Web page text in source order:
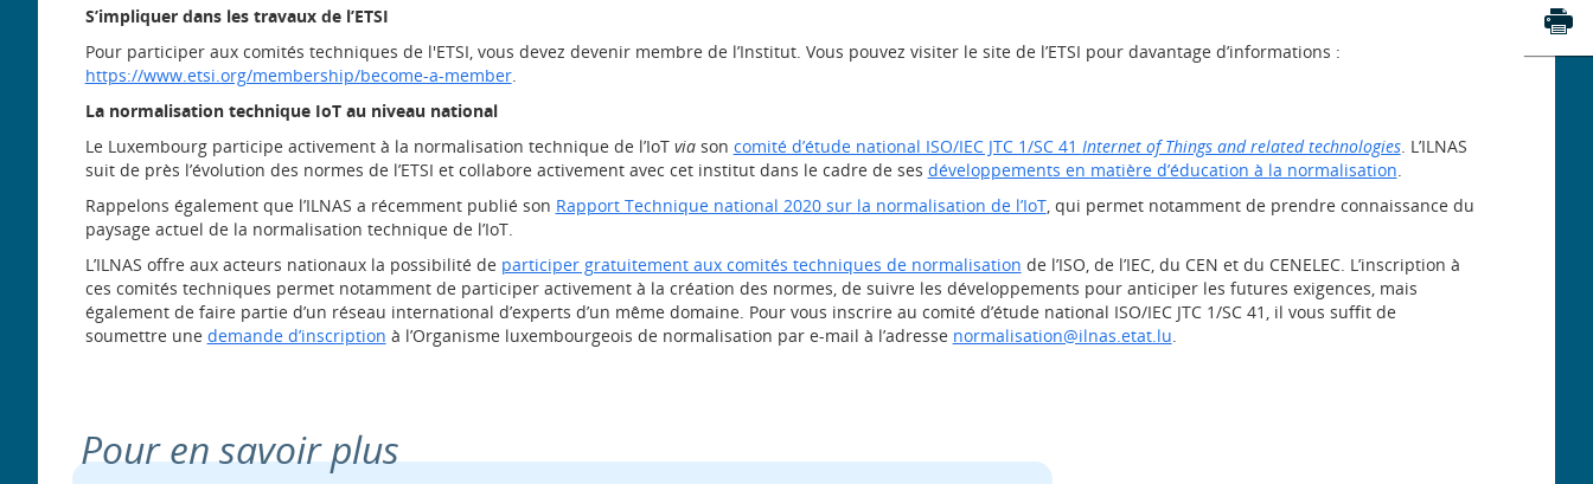
S’impliquer dans les travaux de l’ETSI
Pour participer aux comités techniques de l'ETSI, vous devez devenir membre de l’Institut. Vous pouvez visiter le site de l’ETSI pour davantage d’informations :
https://www.etsi.org/membership/become-a-member.
La normalisation technique IoT au niveau national
Le Luxembourg participe activement à la normalisation technique de l’IoT viason comité d’étude national ISO/IEC JTC 1/SC 41 Internet of Things and related technologies. L’ILNAS
suit de près l’évolution des normes de l’ETSI et collabore activement avec cet institut dans le cadre de ses développements en matière d’éducation à la normalisation.
Rappelons également que l’ILNAS a récemment publié son Rapport Technique national 2020 sur la normalisation de l’IoT, qui permet notamment de prendre connaissance du
paysage actuel de la normalisation technique de l’IoT.
L’ILNAS offre aux acteurs nationaux la possibilité de participer gratuitement aux comités techniques de normalisation de l’ISO, de l’IEC, du CEN et du CENELEC. L’inscription à
ces comités techniques permet notamment de participer activement à la création des normes, de suivre les développements pour anticiper les futures exigences, mais
également de faire partie d’un réseau international d’experts d’un même domaine. Pour vous inscrire au comité d’étude national ISO/IEC JTC 1/SC 41, il vous suffit de
soumettre une demande d’inscription à l’Organisme luxembourgeois de normalisation par e-mail à l’adresse normalisation@ilnas.etat.lu.
Pour en savoir plus